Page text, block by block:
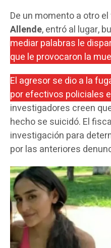
De un momento a otro
Allende, entró al lugar,
mediar palabras le
que le provocaron la
El agresor se dio a la
por efectivos policiales
investigadores creen
hecho se suicidó. El
investigación para
por las anteriores